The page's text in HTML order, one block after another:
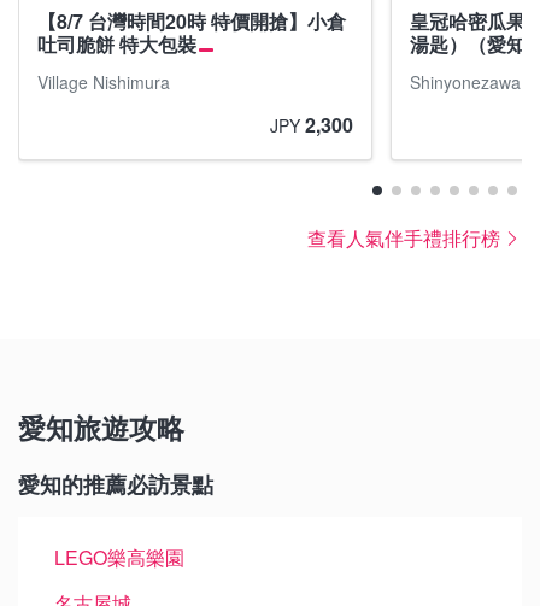
【8/7 台灣時間20時 特價開搶】小倉
吐司脆餅 特大包裝
Village Nishimura
JPY 2,300
皇冠哈密瓜果
湯匙）（愛知
Shinyonezawa
查看人氣伴手禮排行榜
愛知旅遊攻略
愛知的推薦必訪景點
LEGO樂高樂園